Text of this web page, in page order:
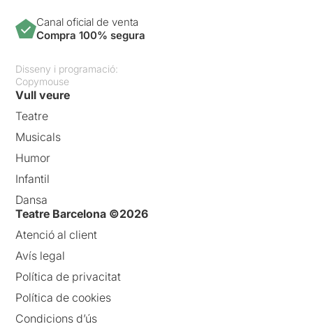
Canal oficial de venta
Compra 100% segura
Disseny i programació:
Copymouse
Vull veure
Teatre
Musicals
Humor
Infantil
Dansa
Teatre Barcelona ©2026
Atenció al client
Avís legal
Política de privacitat
Política de cookies
Condicions d’ús